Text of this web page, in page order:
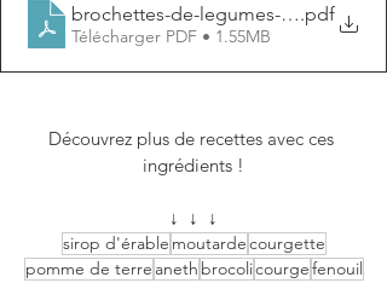
brochettes-de-legumes-d-hiver
.pdf
Télécharger PDF • 1.55MB
Découvrez plus de recettes avec ces
ingrédients !
↓  ↓  ↓
sirop d'érable moutardecourgette
pomme de terre aneth brocolicourgefenouil